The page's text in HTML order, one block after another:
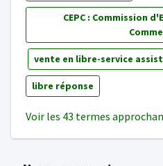
CEPC : Commission
vente en libre-service
libre réponse
Voir les 43 termes